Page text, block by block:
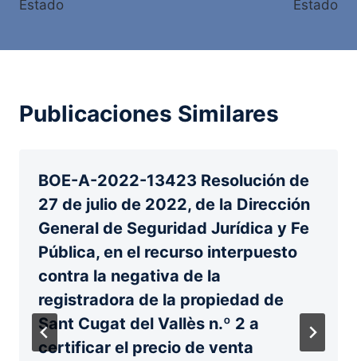
entradas
Estado
Estado
Publicaciones Similares
BOE-A-2022-13423 Resolución de
27 de julio de 2022, de la Dirección
General de Seguridad Jurídica y Fe
Pública, en el recurso interpuesto
contra la negativa de la
registradora de la propiedad de
Sant Cugat del Vallès n.º 2 a
certificar el precio de venta